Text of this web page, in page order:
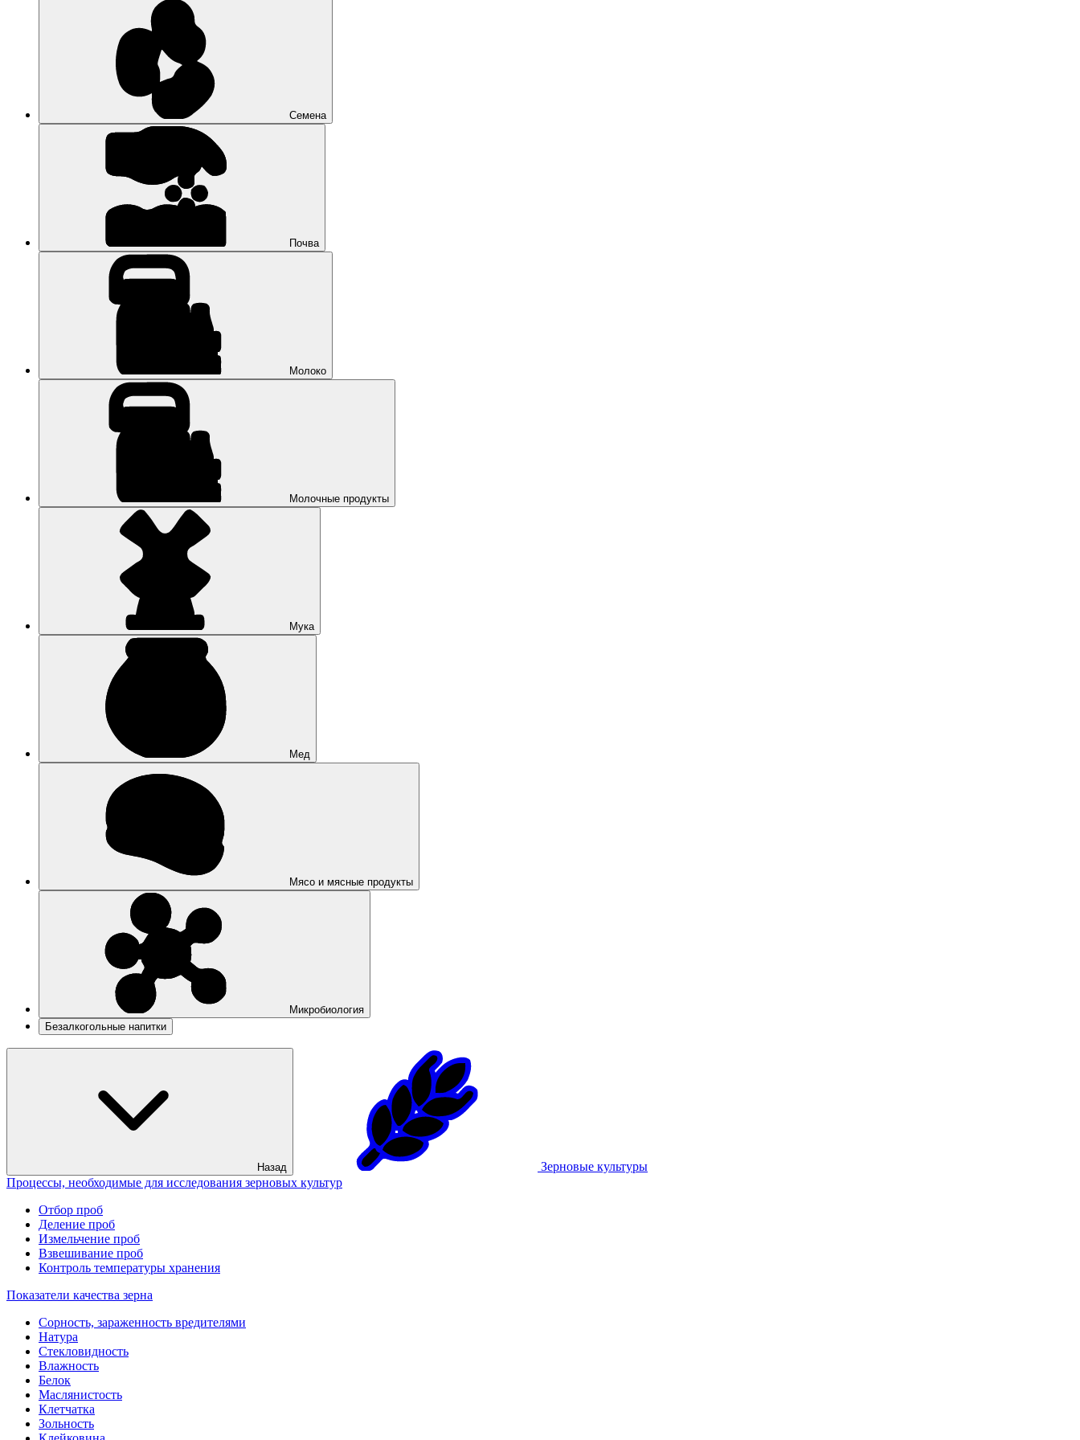
Семена
Почва
Молоко
Молочные продукты
Мука
Мед
Мясо и мясные продукты
Микробиология
Безалкогольные напитки
Назад
Зерновые культуры
Процессы, необходимые для исследования зерновых культур
Отбор проб
Деление проб
Измельчение проб
Взвешивание проб
Контроль температуры хранения
Показатели качества зерна
Сорность, зараженность вредителями
Натура
Стекловидность
Влажность
Белок
Маслянистость
Клетчатка
Зольность